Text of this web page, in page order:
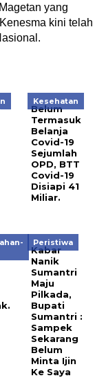
yang
kini telah
Kesehatan
Belum
Termasuk
Belanja
Covid-19
Sejumlah
OPD, BTT
Covid-19
Disiapi 41
Miliar.
Peristiwa
Kabar
Nanik
Sumantri
Maju
Pilkada,
Bupati
Sumantri :
Sampek
Sekarang
Belum
Minta Ijin
Ke Saya